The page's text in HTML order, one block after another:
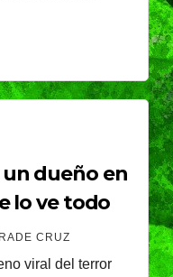
dueño en
lo ve todo
CRUZ
viral del terror
sigue
pasión